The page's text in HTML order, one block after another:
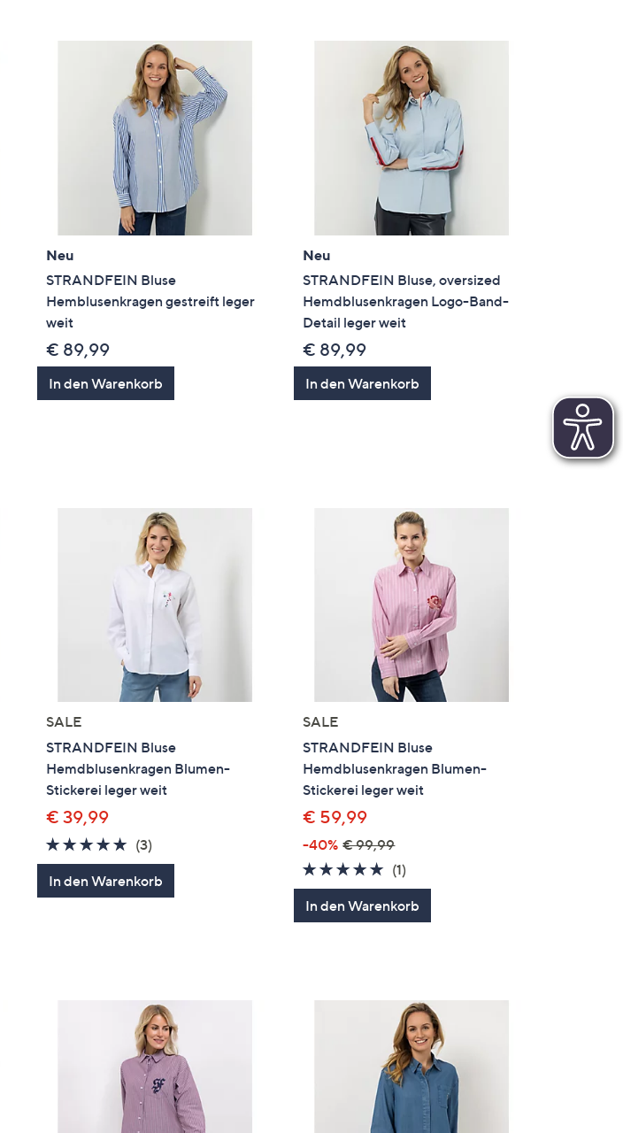
Neu
STRANDFEIN Bluse
Hemblusenkragen gestreift leger
weit
€ 89,99
In den Warenkorb
Neu
STRANDFEIN Bluse, oversized
Hemdblusenkragen Logo-Band-
Detail leger weit
€ 89,99
In den Warenkorb
SALE
STRANDFEIN Bluse
Hemdblusenkragen Blumen-
Stickerei leger weit
€ 39,99
5.0
von
5
(3)
Bewertungen
In den Warenkorb
SALE
STRANDFEIN Bluse
Hemdblusenkragen Blumen-
Stickerei leger weit
€ 59,99
-40% € 99,99
5.0
von
5
(1)
Bewertungen
In den Warenkorb